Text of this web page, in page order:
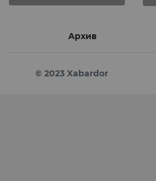
Архив
© 2023 Xabardor